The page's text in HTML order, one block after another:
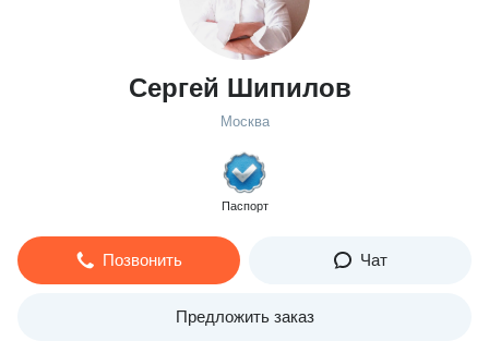
Сергей Шипилов
Москва
Паспорт
Позвонить Чат
Предложить заказ